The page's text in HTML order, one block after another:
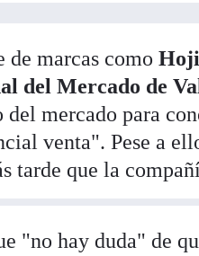
de marcas como
del Mercado de
del mercado para
venta". Pese a
tarde que la
"no hay duda" de